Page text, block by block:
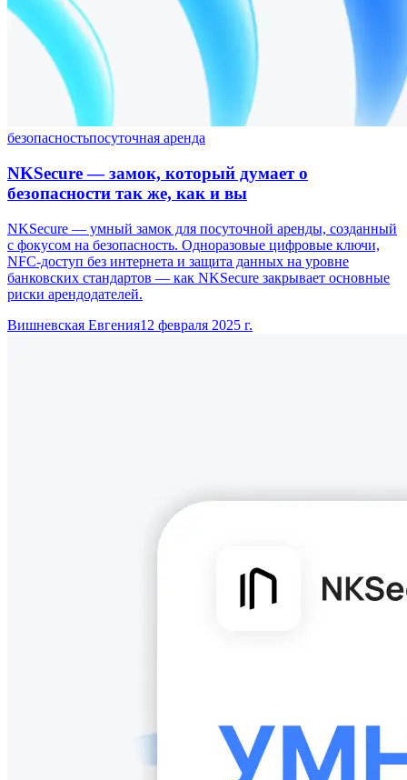
безопасностьпосуточная аренда
NKSecure — замок, который думает о
безопасности так же, как и вы
NKSecure — умный замок для посуточной аренды, созданный
с фокусом на безопасность. Одноразовые цифровые ключи,
NFC-доступ без интернета и защита данных на уровне
банковских стандартов — как NKSecure закрывает основные
риски арендодателей.
Вишневская Евгения12 февраля 2025 г.